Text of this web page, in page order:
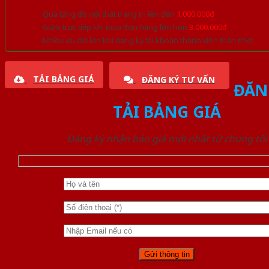
Quà tặng đồ nội thất trang trí lên đến 1.000.000đ
Giảm trực tiếp khi mua đơn hàng lớn hơn 3.000.000đ
Nhiều ưu đãi lớn khi đăng ký tài khoản thành viên thân thiết
TẢI BẢNG GIÁ ĐĂNG KÝ TƯ VẤN
TẢI BẢNG GIÁ
Đăng ký nhận báo giá mới nhất từ chúng tôi